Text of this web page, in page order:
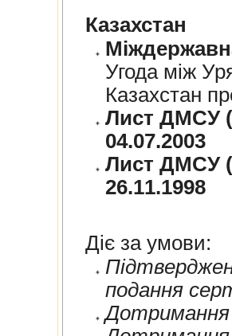
Казахстан
Угода між
Казахстан
Лист ДМСУ
04.07.2003
Лист ДМСУ
26.11.1998
Діє за умови:
подання
Дотримання